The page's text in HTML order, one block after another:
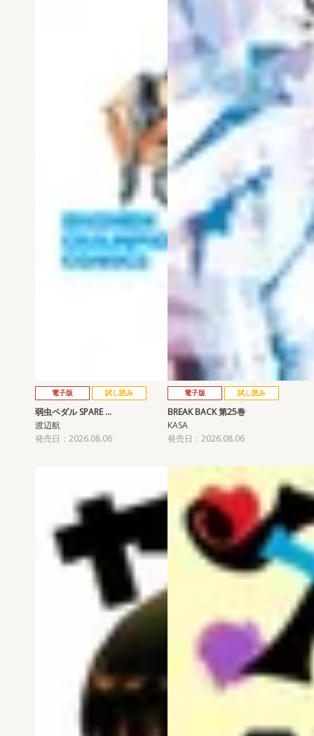
電子版 試し読み
弱虫ペダル SPARE …
渡辺航
発売日：2026.08.06
電子版 試し読み
BREAK BACK 第25巻
KASA
発売日：2026.08.06